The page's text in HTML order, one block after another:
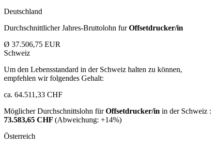
Deutschland
Durchschnittlicher Jahres-Bruttolohn furOffsetdrucker/in
Ø 37.506,75 EUR
Schweiz
Um den Lebensstandard in der Schweiz halten zu können,
empfehlen wir folgendes Gehalt:
ca. 64.511,33 CHF
Möglicher Durchschnittslohn fürOffsetdrucker/in in der Schweiz :
73.583,65 CHF (Abweichung: +14%)
Österreich